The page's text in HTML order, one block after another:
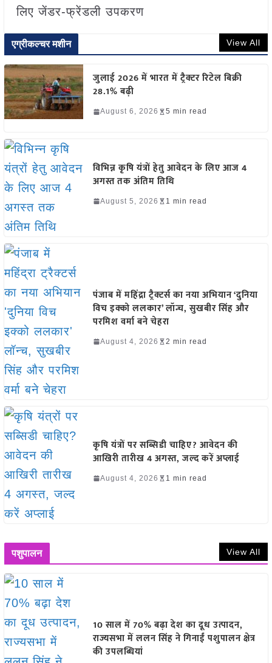
लिए जेंडर-फ्रेंडली उपकरण
एग्रीकल्चर मशीन View All
जुलाई 2026 में भारत में ट्रैक्टर रिटेल बिक्री
28.1% बढ़ी
August 6, 2026 5 min read
विभिन्न कृषि यंत्रों हेतु आवेदन के लिए आज 4
अगस्त तक अंतिम तिथि
August 5, 2026 1 min read
पंजाब में महिंद्रा ट्रैक्टर्स का नया अभियान ‘दुनिया
विच इक्को ललकार’ लॉन्च, सुखबीर सिंह और
परमिश वर्मा बने चेहरा
August 4, 2026 2 min read
कृषि यंत्रों पर सब्सिडी चाहिए? आवेदन की
आखिरी तारीख 4 अगस्त, जल्द करें अप्लाई
August 4, 2026 1 min read
पशुपालन View All
10 साल में 70% बढ़ा देश का दूध उत्पादन,
राज्यसभा में ललन सिंह ने गिनाईं पशुपालन क्षेत्र
की उपलब्धियां